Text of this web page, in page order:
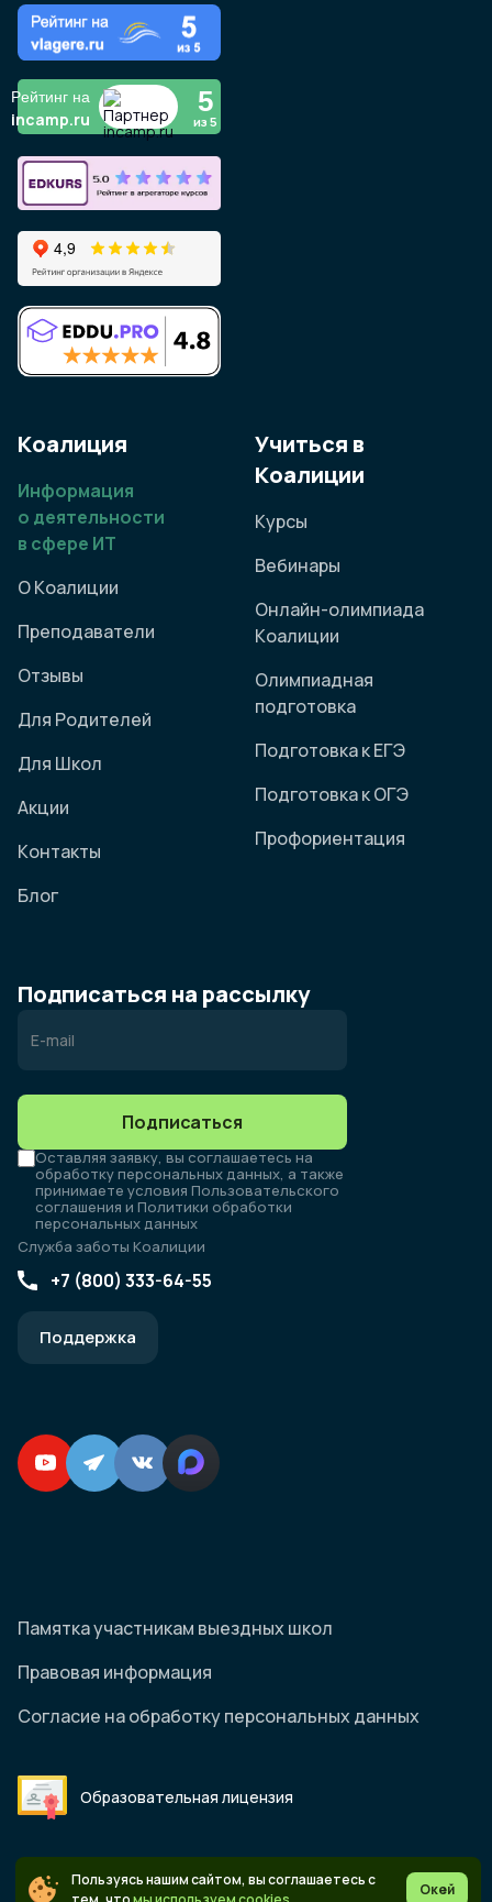
Рейтинг на
incamp.ru
5
из 5
Коалиция
Информация
о деятельности
в сфере ИТ
О Коалиции
Преподаватели
Отзывы
Для Родителей
Для Школ
Акции
Контакты
Блог
Учиться в
Коалиции
Курсы
Вебинары
Онлайн-олимпиада
Коалиции
Олимпиадная
подготовка
Подготовка к ЕГЭ
Подготовка к ОГЭ
Профориентация
Подписаться на рассылку
Подписаться
Оставляя заявку, вы соглашаетесь на
обработку персональных данных, а также
принимаете условия Пользовательского
соглашения и Политики обработки
персональных данных
Служба заботы Коалиции
+7 (800) 333-64-55
Поддержка
Памятка участникам выездных школ
Правовая информация
Согласие на обработку персональных данных
Образовательная лицензия
© 2026 Онлайн-школа "Коалиция"
Пользуясь нашим сайтом, вы соглашаетесь с
Окей